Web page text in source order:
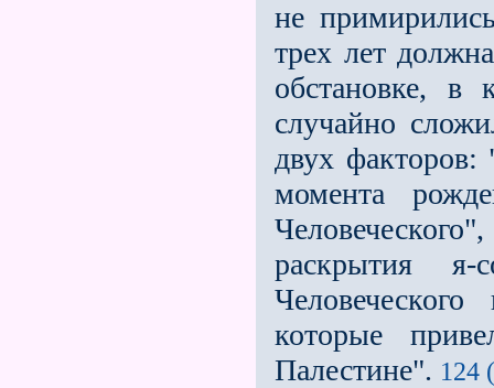
не
трех лет
обстановке, в
случайно
двух
момента
раскрытия я-
которые
Палестине". 124